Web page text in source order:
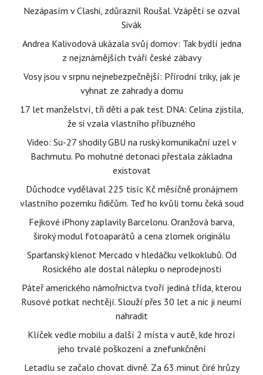
Nezápasím v Clashi, zdůraznil Roušal. Vzápětí se ozval
Sivák
Andrea Kalivodová ukázala svůj domov: Tak bydlí jedna
z nejznámějších tváří české zábavy
Vosy jsou v srpnu nejnebezpečnější: Přírodní triky, jak je
vyhnat ze zahrady a domu
17 let manželství, tři děti a pak test DNA: Celina zjistila,
že si vzala vlastního příbuzného
Video: Su-27 shodily GBU na ruský komunikační uzel v
Bachmutu. Po mohutné detonaci přestala základna
existovat
Důchodce vydělával 225 tisíc Kč měsíčně pronájmem
vlastního pozemku řidičům. Teď ho kvůli tomu čeká soud
Fejkové iPhony zaplavily Barcelonu. Oranžová barva,
široký modul fotoaparátů a cena zlomek originálu
Sparťanský klenot Mercado v hledáčku velkoklubů. Od
Rosického ale dostal nálepku o neprodejnosti
Páteř amerického námořnictva tvoří jediná třída, kterou
Rusové potkat nechtějí. Slouží přes 30 let a nic ji neumí
nahradit
Klíček vedle mobilu a další 2 místa v autě, kde hrozí
jeho trvalé poškození a znefunkčnění
Letadlu se začalo chovat divně. Za 63 minut čiré hrůzy